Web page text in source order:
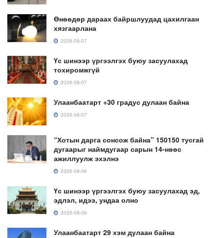
Өнөөдөр дараах байршлуудад цахилгаан
хязгаарлана
2026-08-07
Үс шинээр үргээлгэх буюу засуулахад
тохиромжгүй
2026-08-07
Улаанбаатарт +30 градус дулаан байна
2026-08-07
“Хотын дарга сонсож байна” 150150 тусгай
дугаарыг наймдугаар сарын 14-нөөс
ажиллуулж эхэлнэ
2026-08-06
Үс шинээр үргээлгэх буюу засуулахад эд,
эдлэл, идээ, ундаа олно
2026-08-06
Улаанбаатарт 29 хэм дулаан байна